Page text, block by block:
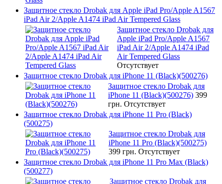
Защитное стекло Drobak для Apple iPad Pro/Apple A1567
iPad Air 2/Apple A1474 iPad Air Tempered Glass
Защитное стекло Drobak для
Apple iPad Pro/Apple A1567
iPad Air 2/Apple A1474 iPad
Air Tempered Glass
Отсутствует
Защитное стекло Drobak для iPhone 11 (Black)(500276)
Защитное стекло Drobak для
iPhone 11 (Black)(500276) 399
грн. Отсутствует
Защитное стекло Drobak для iPhone 11 Pro (Black)
(500275)
Защитное стекло Drobak для
iPhone 11 Pro (Black)(500275)
399 грн. Отсутствует
Защитное стекло Drobak для iPhone 11 Pro Max (Black)
(500277)
Защитное стекло Drobak для